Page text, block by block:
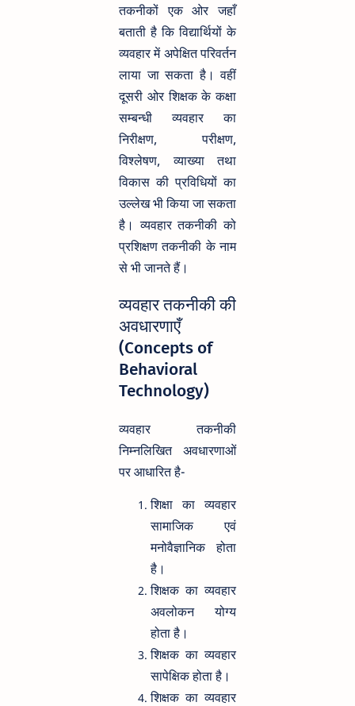
तकनीकों एक ओर जहाँ
बताती है कि विद्यार्थियों के
व्यवहार में अपेक्षित परिवर्तन
लाया जा सकता है। वहीं
दूसरी ओर शिक्षक के कक्षा
सम्बन्धी व्यवहार का
निरीक्षण, परीक्षण,
विश्लेषण, व्याख्या तथा
विकास की प्रविधियों का
उल्लेख भी किया जा सकता
है। व्यवहार तकनीकी को
प्रशिक्षण तकनीकी के नाम
से भी जानते हैं।
व्यवहार तकनीकी की
अवधारणाएँ
(Concepts of
Behavioral
Technology)
व्यवहार तकनीकी
निम्नलिखित अवधारणाओं
पर आधारित है-
शिक्षा का व्यवहार
सामाजिक एवं
मनोवैज्ञानिक होता
है।
शिक्षक का व्यवहार
अवलोकन योग्य
होता है।
शिक्षक का व्यवहार
सापेक्षिक होता है।
शिक्षक का व्यवहार